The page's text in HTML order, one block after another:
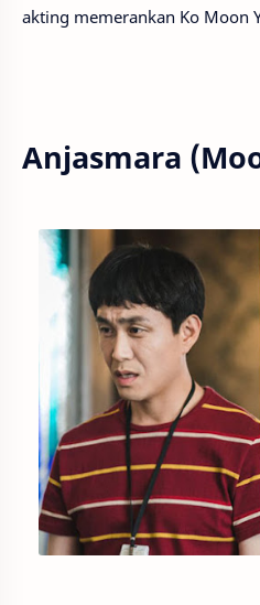
akting memerankan Ko Moon
Anjasmara